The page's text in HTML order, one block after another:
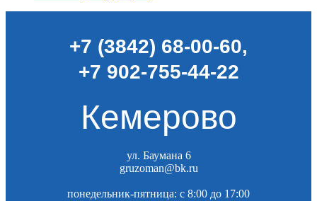
+7 (3842) 68-00-60,
+7 902-755-44-22
Кемерово
ул. Баумана 6
gruzoman@bk.ru
понедельник-пятница: c 8:00 до 17:00